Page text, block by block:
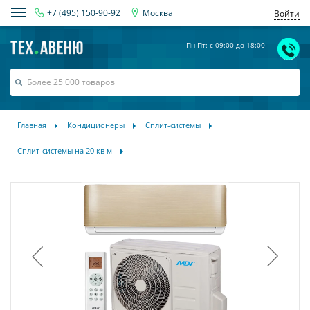
+7 (495) 150-90-92 Москва Войти
Пн-Пт: с 09:00 до 18:00
Главная Кондиционеры Сплит-системы
Сплит-системы на 20 кв м